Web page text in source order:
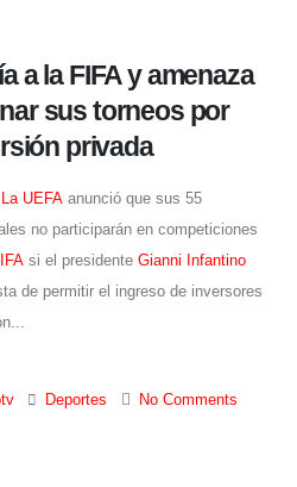
a la FIFA y amenaza
sus torneos por
privada
La UEFA anunció que sus 55
no participarán en competiciones
si el presidente Gianni Infantino
de permitir el ingreso de inversores
Deportes No Comments